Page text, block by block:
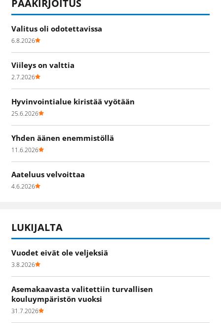
PÄÄKIRJOITUS
Valitus oli odotettavissa
6.8.2026
Viileys on valttia
2.7.2026
Hyvinvointialue kiristää vyötään
25.6.2026
Yhden äänen enemmistöllä
11.6.2026
Aateluus velvoittaa
4.6.2026
LUKIJALTA
Vuodet eivät ole veljeksiä
3.8.2026
Asemakaavasta valitettiin turvallisen
kouluympäristön vuoksi
31.7.2026